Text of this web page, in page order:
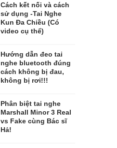
Cách kết nối và cách
sử dụng -Tai Nghe
Kun Đa Chiều (Có
video cụ thể)
Hướng dẫn đeo tai
nghe bluetooth đúng
cách không bị đau,
không bị rơi!!!
Phân biệt tai nghe
Marshall Minor 3 Real
vs Fake cùng Bác sĩ
Hả!